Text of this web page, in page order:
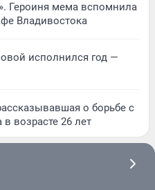
Героиня мема вспомнила
Владивостока
исполнился год —
о борьбе с
возрасте 26 лет